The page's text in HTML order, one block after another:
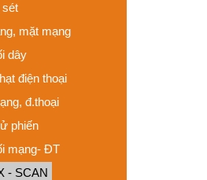
sét
mặt mạng
dây
điện thoại
đ.thoại
phiến
mạng- ĐT
- SCAN